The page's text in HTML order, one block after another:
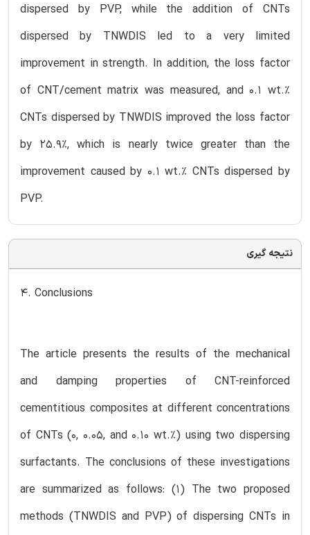
dispersed by PVP, while the addition of CNTs
dispersed by TNWDIS led to a very limited
improvement in strength. In addition, the loss factor
of CNT/cement matrix was measured, and 0.1 wt.%
CNTs dispersed by TNWDIS improved the loss factor
by 25.9%, which is nearly twice greater than the
improvement caused by 0.1 wt.% CNTs dispersed by
PVP.
نتیجه گیری
4. Conclusions
The article presents the results of the mechanical
and damping properties of CNT-reinforced
cementitious composites at different concentrations
of CNTs (0, 0.05, and 0.10 wt.%) using two dispersing
surfactants. The conclusions of these investigations
are summarized as follows: (1) The two proposed
methods (TNWDIS and PVP) of dispersing CNTs in